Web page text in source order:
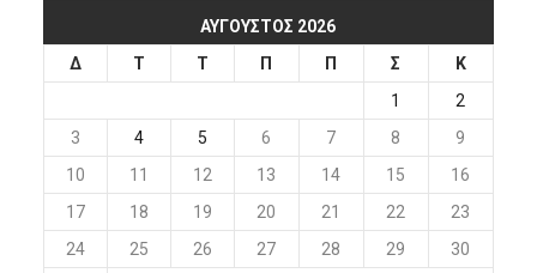
ΑΎΓΟΥΣΤΟΣ 2026
Δ
Τ Τ Π Π Σ
Κ
1
2
3
4 5 6 7 8
9
10
11 12 13 14 15
16
17
18 19 20 21 22
23
24
25 26 27 28 29 30